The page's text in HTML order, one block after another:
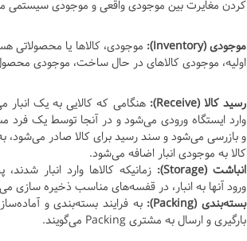
کردن مغایرت بین موجودی واقعی و موجودی سیستمی
موجودی (Inventory): موجودی، کالاها یا محصولاتی
اولیه، موجودی کالاهای در حال ساخت، موجودی
رسید کالا (Receive):
هنگامی که کالایی به یک انبار
وارد ایستگاه ورودی می‌شود و در آنجا توسط یک فرد
و بازرسی می‌شود و سند رسید برای کالا صادر می‌شود،
کالا به موجودی انبار اضافه می‌شود.
انباشت (Storage):
زمانیکه کالاها وارد انبار
ورود آنها به انبار، در قفسه‌های مناسب ذخیره سازی
بسته‌بندی (Packing):
به فرایند بسته‌بندی و
بارگیری و ارسال به مشتری Packing می‌گویند.